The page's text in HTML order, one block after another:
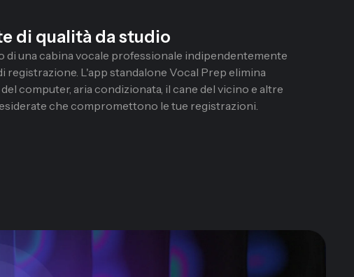
di qualità da studio
di una cabina vocale professionale indipendentemente
registrazione. L'app standalone Vocal Prep elimina
computer, aria condizionata, il cane del vicino e altre
che compromettono le tue registrazioni.